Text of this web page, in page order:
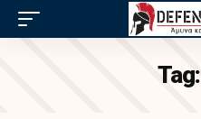
Tag: